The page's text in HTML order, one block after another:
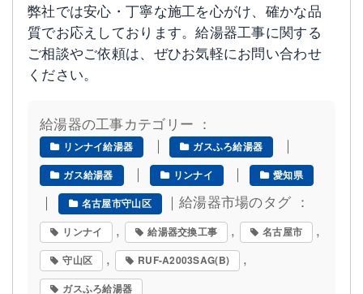
弊社では安心・丁寧な施工を心がけ、確かな品
質でお応えしております。給湯器工事に関する
ご相談やご依頼は、ぜひお気軽にお問い合わせ
ください。
給湯器の工事カテゴリー ：
リンナイ給湯器 ｜ ガスふろ給湯器 ｜
ガス給湯器 ｜ リンナイ ｜ 愛知県
｜ 名古屋市守山区 ｜給湯器市場のタグ ：
リンナイ , 給湯器交換工事 , 名古屋市 ,
守山区 , RUF-A2003SAG(B) ,
ガスふろ給湯器